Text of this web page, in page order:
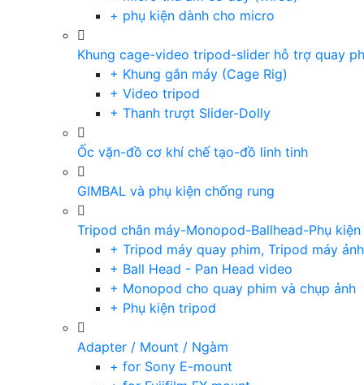
+ phụ kiện dành cho micro
Khung cage-video tripod-slider hỗ trợ quay
+ Khung gắn máy (Cage Rig)
+ Video tripod
+ Thanh trượt Slider-Dolly
Ốc vặn-đồ cơ khí chế tạo-đồ linh tinh
GIMBAL và phụ kiện chống rung
Tripod chân máy-Monopod-Ballhead-Phụ kiện
+ Tripod máy quay phim, Tripod máy
+ Ball Head - Pan Head video
+ Monopod cho quay phim và chụp ảnh
+ Phụ kiện tripod
Adapter / Mount / Ngàm
+ for Sony E-mount